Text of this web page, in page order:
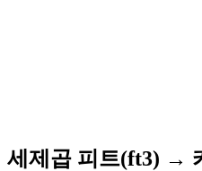
세제곱 피트(ft3) →